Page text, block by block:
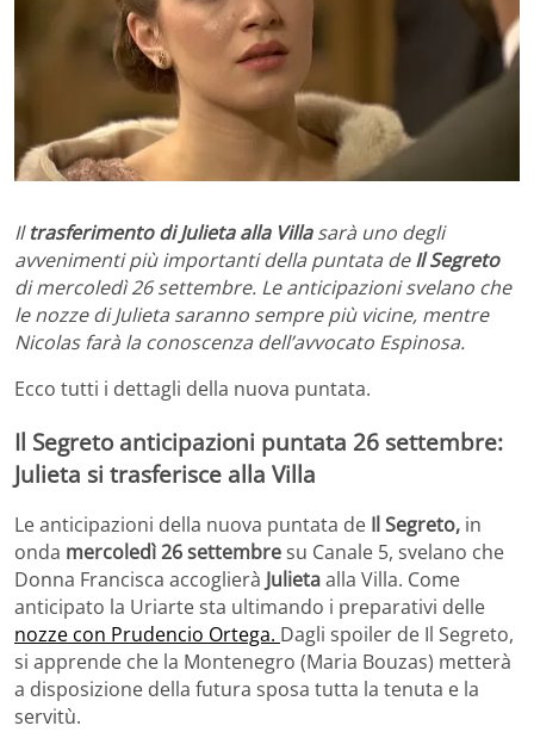
Iltrasferimento di Julieta alla Villasarà uno degli
avvenimenti più importanti della puntata deIl Segreto
di mercoledì 26 settembre. Le anticipazioni svelano che
le nozze di Julieta saranno sempre più vicine, mentre
Nicolas farà la conoscenza dell’avvocato Espinosa.
Ecco tutti i dettagli della nuova puntata.
Il Segreto anticipazioni puntata 26 settembre:
Julieta si trasferisce alla Villa
Le anticipazioni della nuova puntata de Il Segreto, in
onda mercoledì 26 settembresu Canale 5, svelano che
Donna Francisca accoglierà Julietaalla Villa. Come
anticipato la Uriarte sta ultimando i preparativi delle
nozze con Prudencio Ortega. Dagli spoiler de Il Segreto,
si apprende che la Montenegro (Maria Bouzas) metterà
a disposizione della futura sposa tutta la tenuta e la
servitù.